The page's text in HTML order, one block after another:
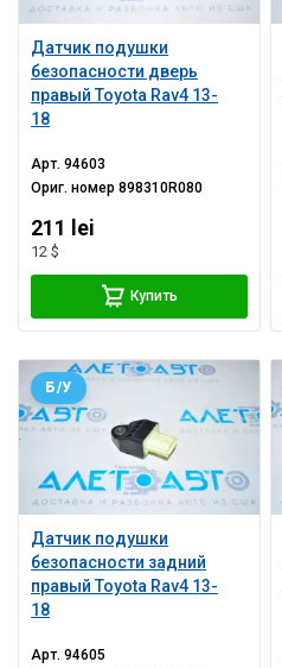
Датчик подушки
безопасности дверь
правый Toyota Rav4 13-
18
Арт.94603
Ориг. номер898310R080
211 lei
12 $
Купить
Датчик подушки
безопасности задний
правый Toyota Rav4 13-
18
Б/У
Арт.94605